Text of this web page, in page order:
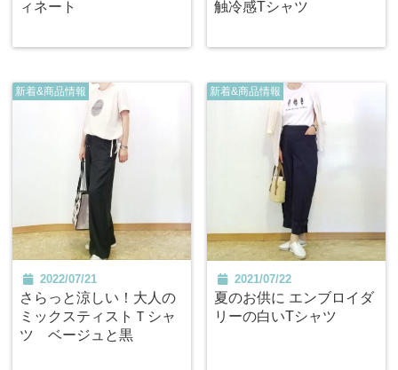
ィネート
触冷感Tシャツ
新着&商品情報
2022/07/21
さらっと涼しい！大人の
ミックスティストＴシャ
ツ ベージュと黒
新着&商品情報
2021/07/22
夏のお供に エンブロイダ
リーの白いTシャツ